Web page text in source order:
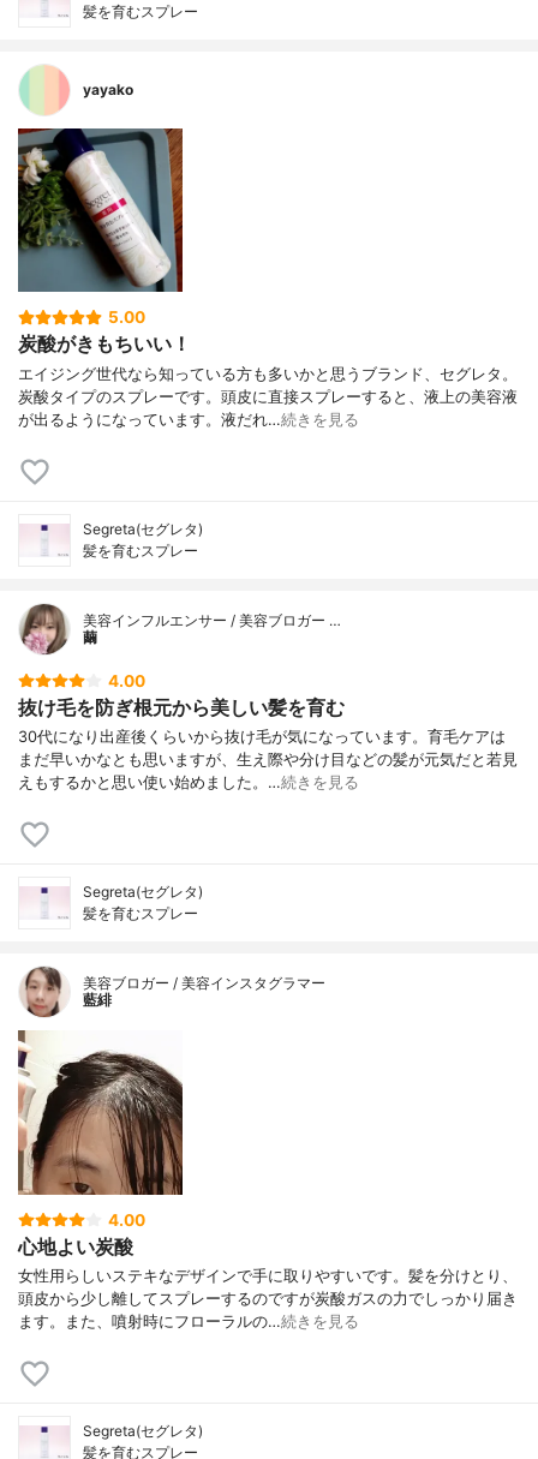
髪を育むスプレー
yayako
5.00
炭酸がきもちいい！
エイジング世代なら知っている方も多いかと思うブランド、セグレタ。
炭酸タイプのスプレーです。頭皮に直接スプレーすると、液上の美容液
が出るようになっています。液だれ…続きを見る
Segreta(セグレタ)
髪を育むスプレー
美容インフルエンサー / 美容ブロガー …
繭
4.00
抜け毛を防ぎ根元から美しい髪を育む
30代になり出産後くらいから抜け毛が気になっています。育毛ケアは
まだ早いかなとも思いますが、生え際や分け目などの髪が元気だと若見
えもするかと思い使い始めました。…続きを見る
Segreta(セグレタ)
髪を育むスプレー
美容ブロガー / 美容インスタグラマー
藍緋
4.00
心地よい炭酸
女性用らしいステキなデザインで手に取りやすいです。髪を分けとり、
頭皮から少し離してスプレーするのですが炭酸ガスの力でしっかり届き
ます。また、噴射時にフローラルの…続きを見る
Segreta(セグレタ)
髪を育むスプレー